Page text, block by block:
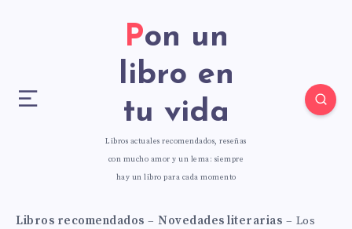
Pon un
libro en
tu vida
Libros actuales recomendados, reseñas
con mucho amor y un lema: siempre
hay un libro para cada momento
Libros recomendados – Novedades literarias – Los